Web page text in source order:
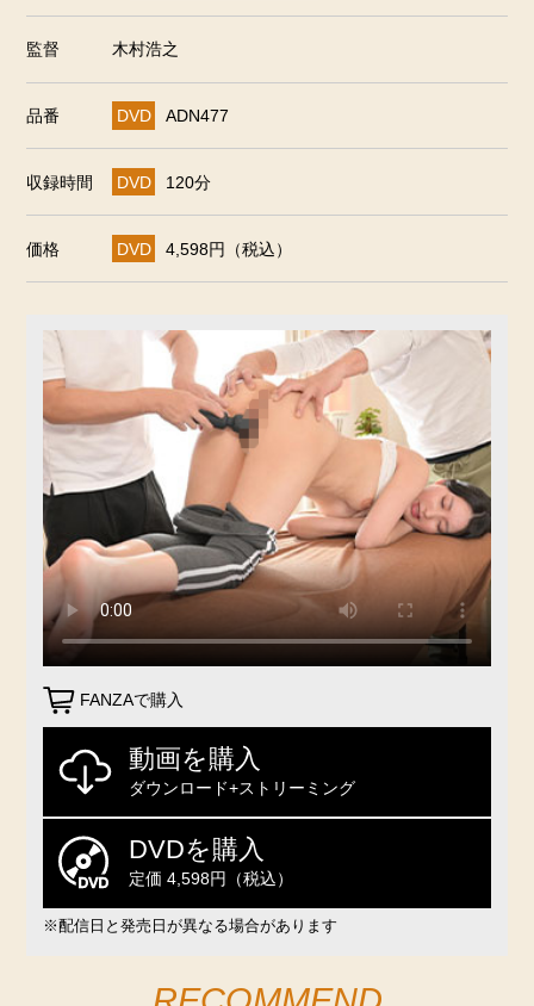
監督 木村浩之
品番 DVD ADN477
収録時間 DVD 120分
価格 DVD 4,598円（税込）
FANZAで購入
動画を購入
ダウンロード+ストリーミング
DVDを購入
定価 4,598円（税込）
※配信日と発売日が異なる場合があります